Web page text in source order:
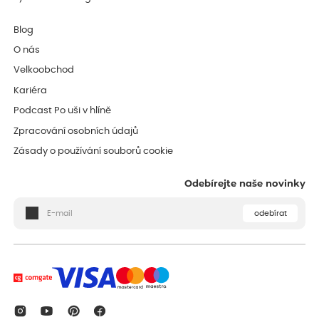
Blog
O nás
Velkoobchod
Kariéra
Podcast Po uši v hlíně
Zpracování osobních údajů
Zásady o používání souborů cookie
Odebírejte naše novinky
odebírat